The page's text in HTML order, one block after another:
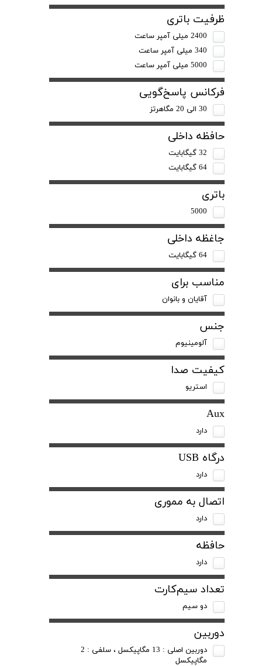
ظرفیت باتری
2400 میلی آمپر ساعت
340 میلی آمپر ساعت
5000 میلی آمپر ساعت
فرکانس پاسخ‌گویی
30 الی 20 مگاهرتز
حافظه داخلی
32 گیگابایت
64 گیگابایت
باتری
5000
جاغظه داخلی
64 گیگابایت
مناسب برای
آقایان و بانوان
جنس
آلومینیوم
کیفیت صدا
استریو
Aux
دارد
درگاه USB
دارد
اتصال به مموری
دارد
حافظه
دارد
تعداد سیم‌کارت
دو سیم
دوربین
دوربین اصلی : 13 مگاپیکسل ، سلفی : 2
مگاپیکسل